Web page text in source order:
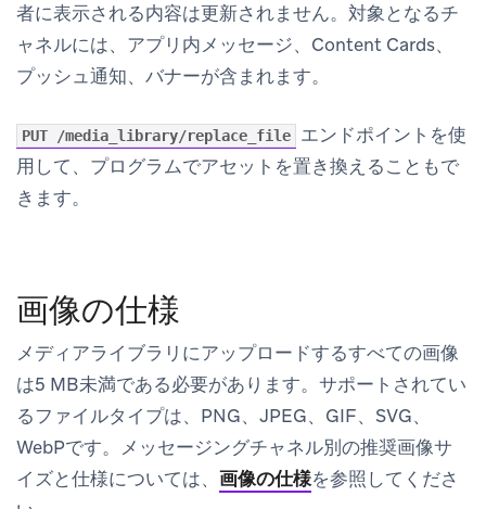
者に表示される内容は更新されません。対象となるチ
ャネルには、アプリ内メッセージ、Content Cards、
プッシュ通知、バナーが含まれます。
PUT /media_library/replace_file
エンドポイントを使
用して、プログラムでアセットを置き換えることもで
きます。
画像の仕様
メディアライブラリにアップロードするすべての画像
は5 MB未満である必要があります。サポートされてい
るファイルタイプは、PNG、JPEG、GIF、SVG、
WebPです。メッセージングチャネル別の推奨画像サ
イズと仕様については、 画像の仕様を参照してくださ